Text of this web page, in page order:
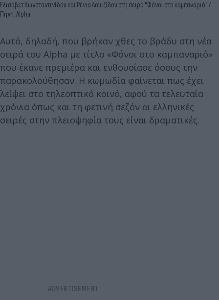
Ελισάβετ Κωνσταντινίδου και Ρένια Λουιζίδου στη σειρά "Φόνοι στο καμπαναριό" /
Πηγή: Alpha
Αυτό, δηλαδή, που βρήκαν χθες το βράδυ στη νέα
σειρά του Alpha με τίτλο «Φόνοι στο καμπαναριό»
που έκανε πρεμιέρα και ενθουσίασε όσους την
παρακολούθησαν. Η κωμωδία φαίνεται πως έχει
λείψει στο τηλεοπτικό κοινό, αφού τα τελευταία
χρόνια όπως και τη φετινή σεζόν οι ελληνικές
σειρές στην πλειοψηφία τους είναι δραματικές.